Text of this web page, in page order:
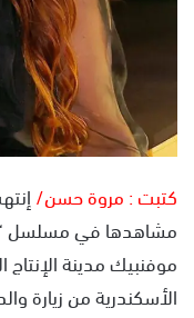
ي
ا
كتبت : مروة حسن/
مشاهدها في مسلسل
موفنبيك مدينة
الأسكندرية من زيارة